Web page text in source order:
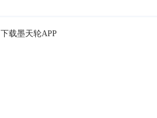
下载墨天轮APP